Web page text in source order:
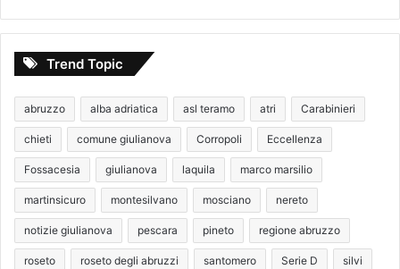
Trend Topic
abruzzo alba adriatica asl teramo atri Carabinieri
chieti comune giulianova Corropoli Eccellenza
Fossacesia giulianova laquila marco marsilio
martinsicuro montesilvano mosciano nereto
notizie giulianova pescara pineto regione abruzzo
roseto roseto degli abruzzi santomero Serie D silvi